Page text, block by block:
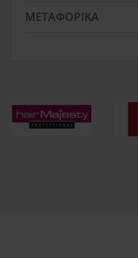
ΜΕΤΑΦΟΡΙΚΆ